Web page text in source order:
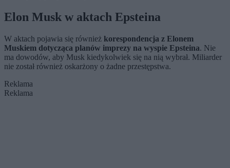
Elon Musk w aktach Epsteina
W aktach pojawia się również korespondencja z Elonem
Muskiem dotycząca planów imprezy na wyspie Epsteina. Nie
ma dowodów, aby Musk kiedykolwiek się na nią wybrał. Miliarder
nie został również oskarżony o żadne przestępstwa.
Reklama
Reklama